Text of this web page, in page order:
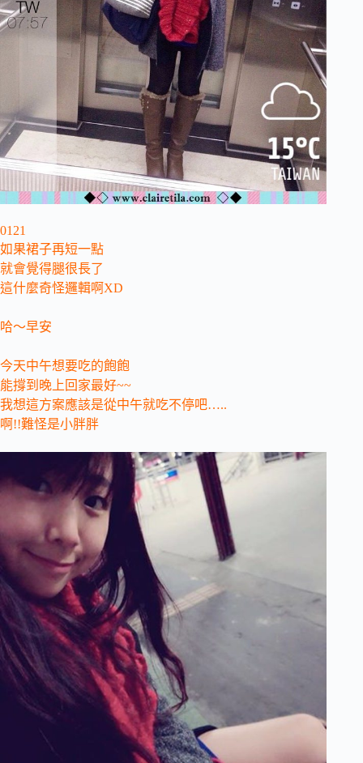
0121
如果裙子再短一點
就會覺得腿很長了
這什麼奇怪邏輯啊XD
哈～早安
今天中午想要吃的飽飽
能撐到晚上回家最好~~
我想這方案應該是從中午就吃不停吧…..
啊!!難怪是小胖胖